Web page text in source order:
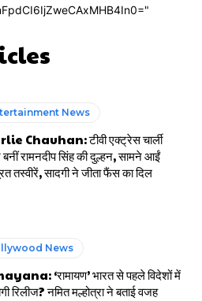
News
Chauhan: टीवी एक्ट्रेस चार्ली
बनीं रामनदीप सिंह की दुल्हन, सामने आईं
तस्वीरें, सादगी ने जीता फैंस का दिल
News
‘रामायण’ भारत से पहले विदेशों में
रिलीज? नमित मल्होत्रा ने बताई वजह